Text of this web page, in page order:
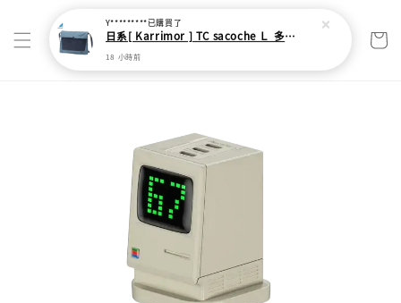
Y*********已購買了
日系[ Karrimor ] TC sacoche Ｌ 多功能輕旅收納袋
18 小時前